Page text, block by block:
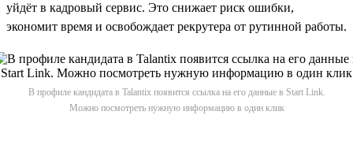
уйдёт в кадровый сервис. Это снижает риск ошибки,
экономит время и освобождает рекрутера от рутинной работы.
В профиле кандидата в Talantix появится ссылка на его данные в Start Link.
Можно посмотреть нужную информацию в один клик